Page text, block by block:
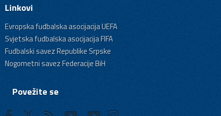
Linkovi
Evropska fudbalska asocijacija UEFA
Svjetska fudbalska asocijacija FIFA
Fudbalski savez Republike Srpske
Nogometni savez Federacije BiH
Povežite se